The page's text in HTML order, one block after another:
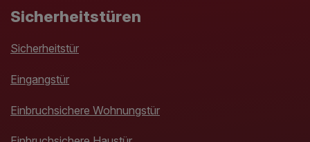
Sicherheitstüren
Sicherheitstür
Eingangstür
Einbruchsichere Wohnungstür